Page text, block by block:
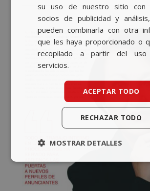
su uso de nuestro sitio con
socios de publicidad y
pueden combinarla con otra
que les haya proporcionado o
recopilado a partir del
servicios.
ACEPTAR TODO
RECHAZAR TODO
MOSTRAR DETALLES